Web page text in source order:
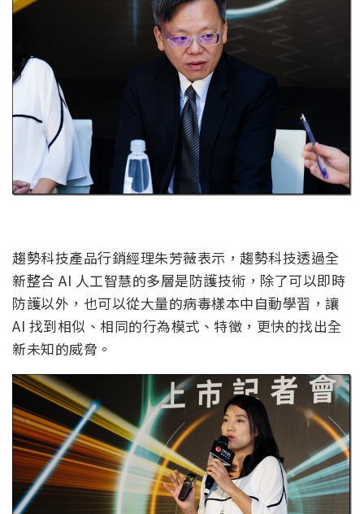
趨勢科技產品行銷經理朱芳薇表示，趨勢科技透過全
新整合 AI 人工智慧的多層是防護技術，除了可以即時
防護以外，也可以從大量的病毒樣本中自動學習，讓
AI 找到相似、相同的行為模式、特徵，更快的找出全
新未知的威脅。